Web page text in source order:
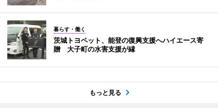
暮らす・働く
茨城トヨペット、能登の復興支援へハイエース寄
贈 大子町の水害支援が縁
もっと見る